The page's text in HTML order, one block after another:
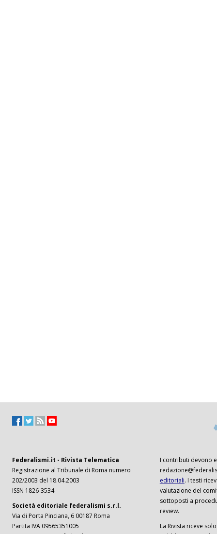
Federalismi.it - Rivista Telematica
Registrazione al Tribunale di Roma numero
202/2003 del 18.04.2003
ISSN 1826-3534
Società editoriale federalismi s.r.l.
Via di Porta Pinciana, 6 00187 Roma
Partita IVA 09565351005
I contributi devono
editoriali. I testi
valutazione del
sottoposti a
review.
La Rivista riceve